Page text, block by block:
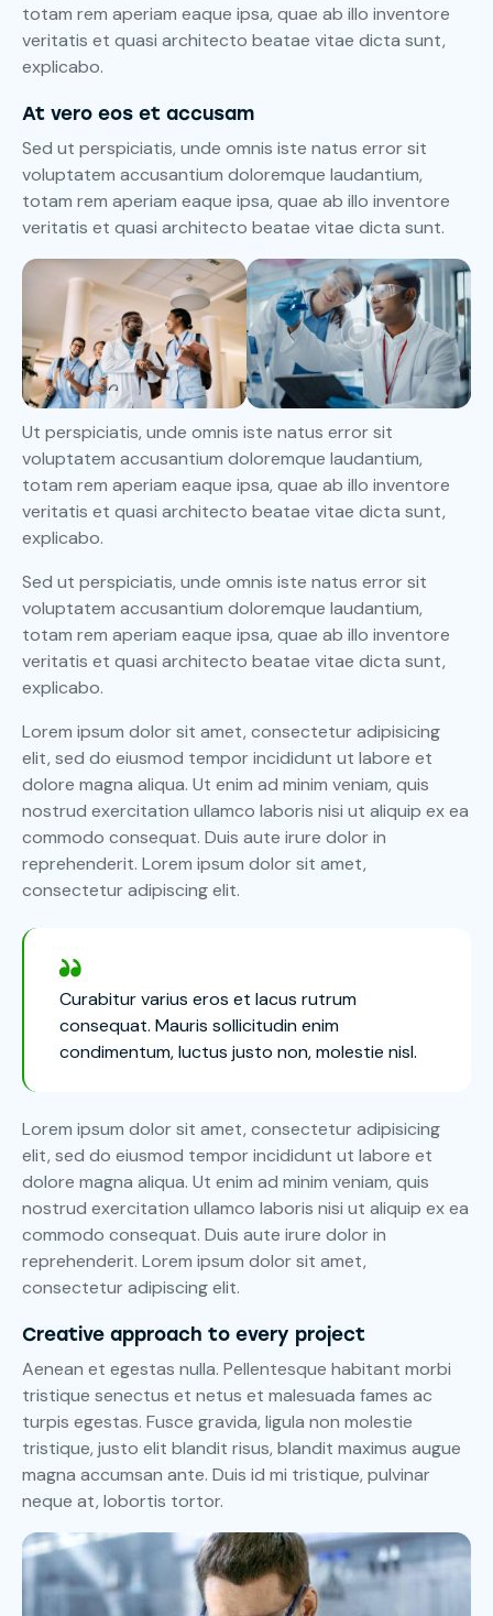
totam rem aperiam eaque ipsa, quae ab illo inventore
veritatis et quasi architecto beatae vitae dicta sunt,
explicabo.
At vero eos et accusam
Sed ut perspiciatis, unde omnis iste natus error sit
voluptatem accusantium doloremque laudantium,
totam rem aperiam eaque ipsa, quae ab illo inventore
veritatis et quasi architecto beatae vitae dicta sunt.
Ut perspiciatis, unde omnis iste natus error sit
voluptatem accusantium doloremque laudantium,
totam rem aperiam eaque ipsa, quae ab illo inventore
veritatis et quasi architecto beatae vitae dicta sunt,
explicabo.
Sed ut perspiciatis, unde omnis iste natus error sit
voluptatem accusantium doloremque laudantium,
totam rem aperiam eaque ipsa, quae ab illo inventore
veritatis et quasi architecto beatae vitae dicta sunt,
explicabo.
Lorem ipsum dolor sit amet, consectetur adipisicing
elit, sed do eiusmod tempor incididunt ut labore et
dolore magna aliqua. Ut enim ad minim veniam, quis
nostrud exercitation ullamco laboris nisi ut aliquip ex ea
commodo consequat. Duis aute irure dolor in
reprehenderit. Lorem ipsum dolor sit amet,
consectetur adipiscing elit.
Curabitur varius eros et lacus rutrum
consequat. Mauris sollicitudin enim
condimentum, luctus justo non, molestie nisl.
Lorem ipsum dolor sit amet, consectetur adipisicing
elit, sed do eiusmod tempor incididunt ut labore et
dolore magna aliqua. Ut enim ad minim veniam, quis
nostrud exercitation ullamco laboris nisi ut aliquip ex ea
commodo consequat. Duis aute irure dolor in
reprehenderit. Lorem ipsum dolor sit amet,
consectetur adipiscing elit.
Creative approach to every project
Aenean et egestas nulla. Pellentesque habitant morbi
tristique senectus et netus et malesuada fames ac
turpis egestas. Fusce gravida, ligula non molestie
tristique, justo elit blandit risus, blandit maximus augue
magna accumsan ante. Duis id mi tristique, pulvinar
neque at, lobortis tortor.